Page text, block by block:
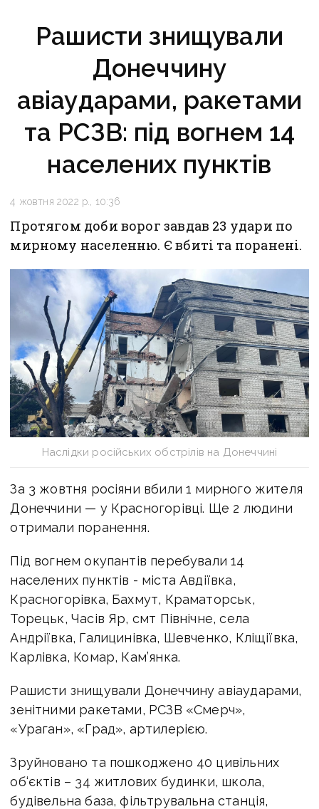
Рашисти знищували
Донеччину
авіаударами, ракетами
та РСЗВ: під вогнем 14
населених пунктів
4 жовтня 2022 р., 10:36
Протягом доби ворог завдав 23 удари по
мирному населенню. Є вбиті та поранені.
Наслідки російських обстрілів на Донеччині
За 3 жовтня росіяни вбили 1 мирного жителя
Донеччини — у Красногорівці. Ще 2 людини
отримали поранення.
Під вогнем окупантів перебували 14
населених пунктів - міста Авдіївка,
Красногорівка, Бахмут, Краматорськ,
Торецьк, Часів Яр, смт Північне, села
Андріївка, Галицинівка, Шевченко, Кліщіївка,
Карлівка, Комар, Кам’янка.
Рашисти знищували Донеччину авіаударами,
зенітними ракетами, РСЗВ «Смерч»,
«Ураган», «Град», артилерією.
Зруйновано та пошкоджено 40 цивільних
об‘єктів – 34 житлових будинки, школа,
будівельна база, фільтрувальна станція,